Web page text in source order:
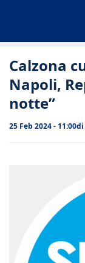
Calzona
Napoli,
notte”
25 Feb 2024 - 11:00di